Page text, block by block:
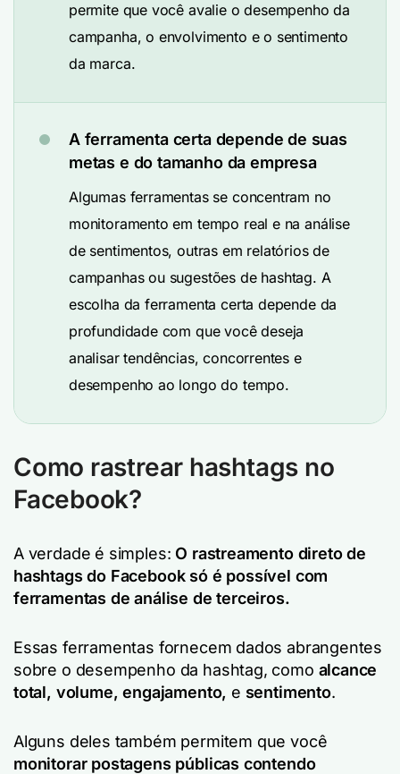
permite que você avalie o desempenho da
campanha, o envolvimento e o sentimento
da marca.
A ferramenta certa depende de suas
metas e do tamanho da empresa
Algumas ferramentas se concentram no
monitoramento em tempo real e na análise
de sentimentos, outras em relatórios de
campanhas ou sugestões de hashtag. A
escolha da ferramenta certa depende da
profundidade com que você deseja
analisar tendências, concorrentes e
desempenho ao longo do tempo.
Como rastrear hashtags no
Facebook?
A verdade é simples: O rastreamento direto de
hashtags do Facebook só é possível com
ferramentas de análise de terceiros.
Essas ferramentas fornecem dados abrangentes
sobre o desempenho da hashtag, como alcance
total, volume, engajamento, e sentimento.
Alguns deles também permitem que você
monitorar postagens públicas contendo